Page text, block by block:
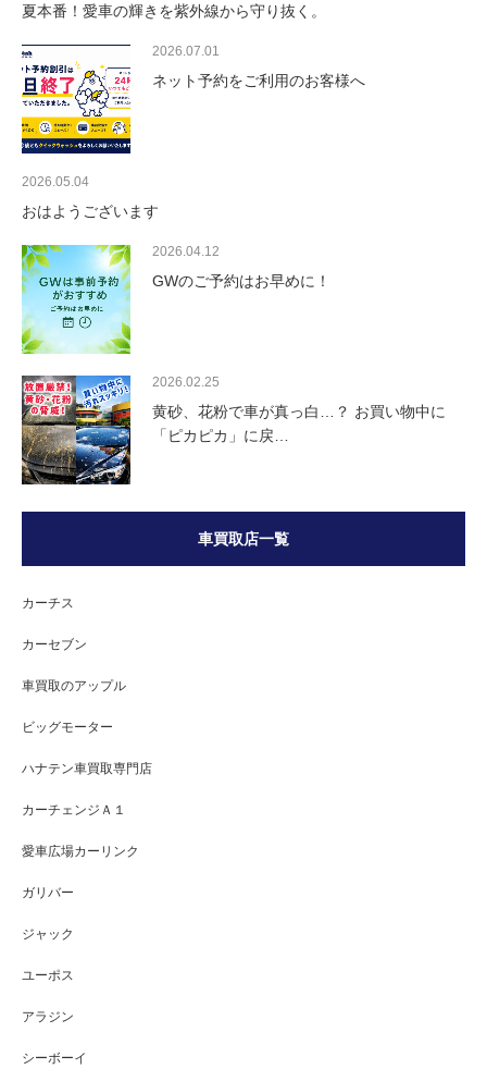
夏本番！愛車の輝きを紫外線から守り抜く。
2026.07.01
ネット予約をご利用のお客様へ
2026.05.04
おはようございます
2026.04.12
GWのご予約はお早めに！
2026.02.25
黄砂、花粉で車が真っ白…？ お買い物中に
「ピカピカ」に戻…
車買取店一覧
カーチス
カーセブン
車買取のアップル
ビッグモーター
ハナテン車買取専門店
カーチェンジＡ１
愛車広場カーリンク
ガリバー
ジャック
ユーポス
アラジン
シーボーイ